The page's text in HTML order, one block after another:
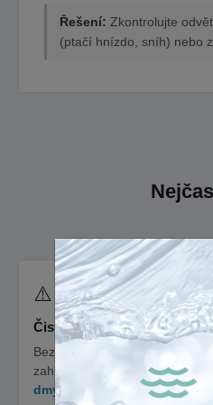
Řešení: Zkontrolujte
(ptačí hnízdo, sníh) nebo
⚠️
Čistička „nedýchá"
Bez kyslíku obsah nádrže
zahnívá. Zkontrolujte
dmychadlo
, vzduchový filtr